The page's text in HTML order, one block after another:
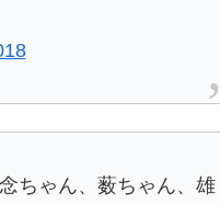
ちゃん、薮ちゃん、雄